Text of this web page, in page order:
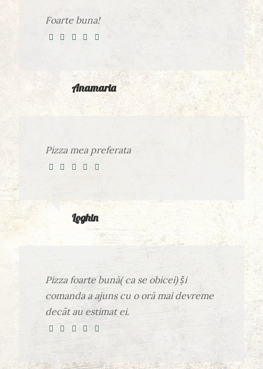
Foarte buna!
Anamaria
Pizza mea preferata
Loghin
Pizza foarte bună( ca se obicei) ṣ̌i
comanda a ajuns cu o oră mai devreme
decât au estimat ei.